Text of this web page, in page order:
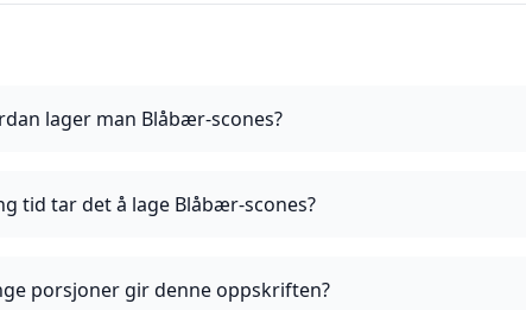
lager man Blåbær-scones?
tid tar det å lage Blåbær-scones?
porsjoner gir denne oppskriften?